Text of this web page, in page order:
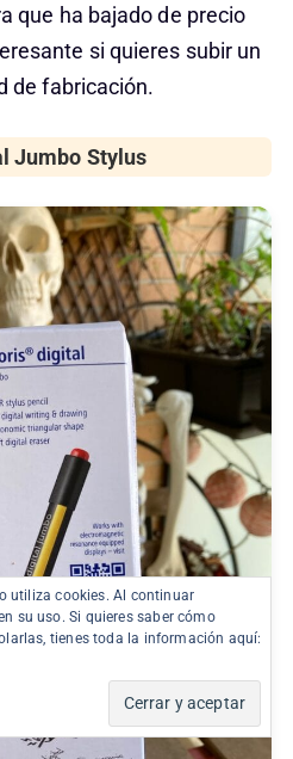
que ha bajado de precio
si quieres subir un
de fabricación.
Jumbo Stylus
utiliza cookies. Al continuar
su uso. Si quieres saber cómo
tienes toda la información aquí: